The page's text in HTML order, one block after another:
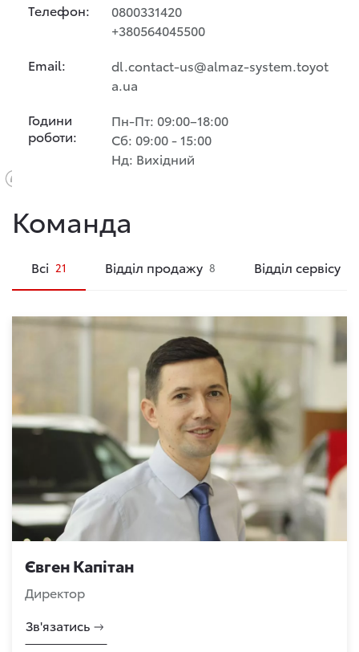
Телефон:
0800331420
+380564045500
Email:
dl.contact-us@almaz-system.toyot
a.ua
Години
роботи:
Пн-Пт: 09:00–18:00
Cб: 09:00 - 15:00
Нд: Вихідний
Команда
Всi 21 Відділ продажу 8 Відділ сервісу
Євген Капітан
Директор
Зв'язатись